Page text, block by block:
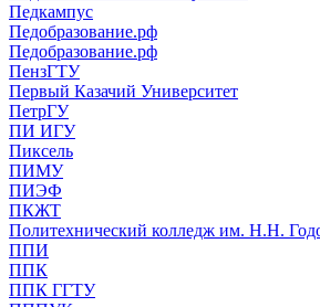
Педкампус
Педобразование.рф
Педобразование.рф
ПензГТУ
Первый Казачий Университет
ПетрГУ
ПИ ИГУ
Пиксель
ПИМУ
ПИЭФ
ПКЖТ
Политехнический колледж им. Н.Н.
ППИ
ППК
ППК ГГТУ